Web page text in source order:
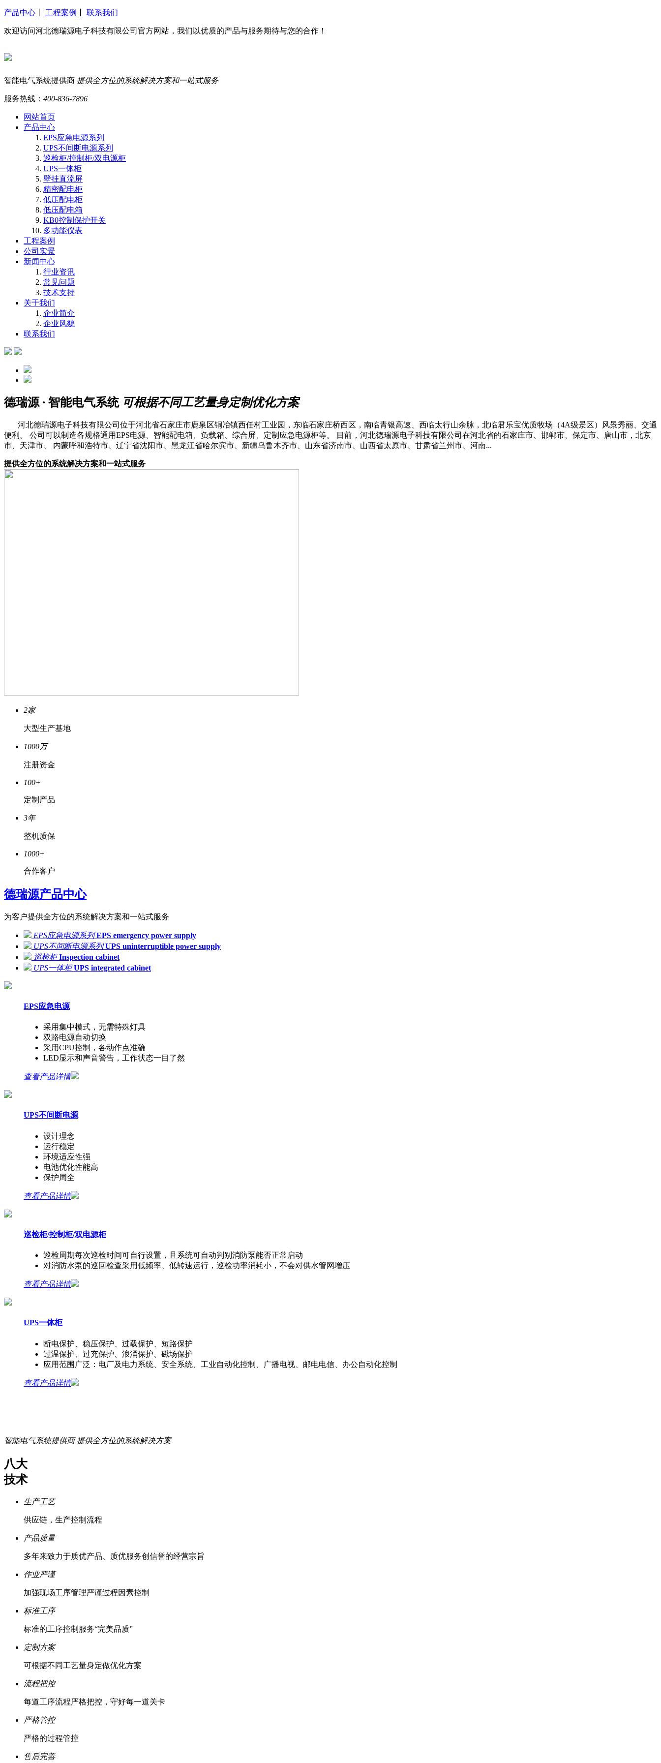
产品中心 工程案例 联系我们
欢迎访问河北德瑞源电子科技有限公司官方网站，我们以优质的产品与服务期待与您的合作！
智能电气系统提供商 提供全方位的系统解决方案和一站式服务
服务热线： 400-836-7896
网站首页
产品中心
EPS应急电源系列
UPS不间断电源系列
巡检柜/控制柜/双电源柜
UPS一体柜
壁挂直流屏
精密配电柜
低压配电柜
低压配电箱
KB0控制保护开关
多功能仪表
工程案例
公司实景
新闻中心
行业资讯
常见问题
技术支持
关于我们
企业简介
企业风貌
联系我们
德瑞源 · 智能电气系统 可根据不同工艺量身定制优化方案
河北德瑞源电子科技有限公司位于河北省石家庄市鹿泉区铜冶镇西任村工业园，东临石家庄桥西区，南临青银高速、西临太行山余脉，北临君乐宝优质牧场（4A级景区）风景秀丽、交通
便利。 公司可以制造各规格通用EPS电源、智能配电箱、负载箱、综合屏、定制应急电源柜等。 目前，河北德瑞源电子科技有限公司在河北省的石家庄市、邯郸市、保定市、唐山市，北京
市、天津市、 内蒙呼和浩特市、辽宁省沈阳市、黑龙江省哈尔滨市、新疆乌鲁木齐市、山东省济南市、山西省太原市、甘肃省兰州市、河南...
提供全方位的系统解决方案和一站式服务
2家
大型生产基地
1000万
注册资金
100+
定制产品
3年
整机质保
1000+
合作客户
德瑞源产品中心
为客户提供全方位的系统解决方案和一站式服务
EPS应急电源系列 EPS emergency power supply
UPS不间断电源系列 UPS uninterruptible power supply
巡检柜 Inspection cabinet
UPS一体柜 UPS integrated cabinet
EPS应急电源
采用集中模式，无需特殊灯具
双路电源自动切换
采用CPU控制，各动作点准确
LED显示和声音警告，工作状态一目了然
查看产品详情
UPS不间断电源
设计理念
运行稳定
环境适应性强
电池优化性能高
保护周全
查看产品详情
巡检柜/控制柜/双电源柜
巡检周期每次巡检时间可自行设置，且系统可自动判别消防泵能否正常启动
对消防水泵的巡回检查采用低频率、低转速运行，巡检功率消耗小，不会对供水管网增压
查看产品详情
UPS一体柜
断电保护、稳压保护、过载保护、短路保护
过温保护、过充保护、浪涌保护、磁场保护
应用范围广泛：电厂及电力系统、安全系统、工业自动化控制、广播电视、邮电电信、办公自动化控制
查看产品详情
智能电气系统提供商 提供全方位的系统解决方案
八大
技术
生产工艺
供应链，生产控制流程
产品质量
多年来致力于质优产品、质优服务创信誉的经营宗旨
作业严谨
加强现场工序管理严谨过程因素控制
标准工序
标准的工序控制服务“完美品质”
定制方案
可根据不同工艺量身定做优化方案
流程把控
每道工序流程严格把控，守好每一道关卡
严格管控
严格的过程管控
售后完善